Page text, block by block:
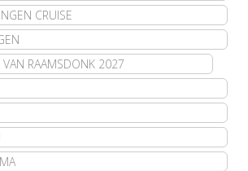
CRUISE
VAN RAAMSDONK 2027